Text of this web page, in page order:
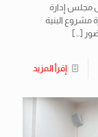
مجلس إدارة
مشروع البنية
[…]
إقرأ المزيد